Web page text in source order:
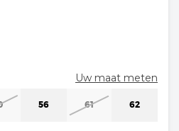
Uw maat meten
56 61 62